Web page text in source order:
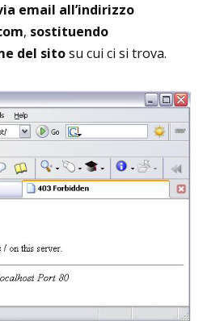
email all’indirizzo
, sostituendo
del sitosu cui ci si trova.